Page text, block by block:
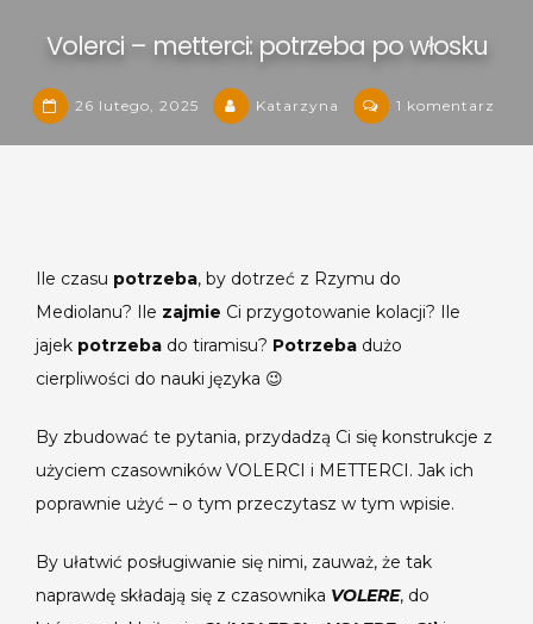
Volerci – metterci: potrzeba po włosku
26 lutego, 2025 Katarzyna 1 komentarz
Ile czasu potrzeba, by dotrzeć z Rzymu do
Mediolanu? Ile zajmie Ci przygotowanie kolacji? Ile
jajek potrzeba do tiramisu? Potrzeba dużo
cierpliwości do nauki języka 😉
By zbudować te pytania, przydadzą Ci się konstrukcje z
użyciem czasowników VOLERCI i METTERCI. Jak ich
poprawnie użyć – o tym przeczytasz w tym wpisie.
By ułatwić posługiwanie się nimi, zauważ, że tak
naprawdę składają się z czasownika VOLERE, do